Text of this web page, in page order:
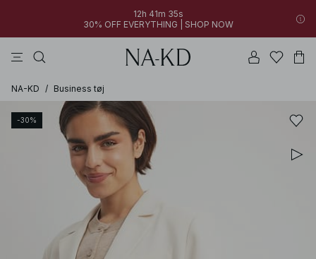
12h 41m 35s
30% OFF EVERYTHING | SHOP NOW
NA-KD / Business tøj
-30%